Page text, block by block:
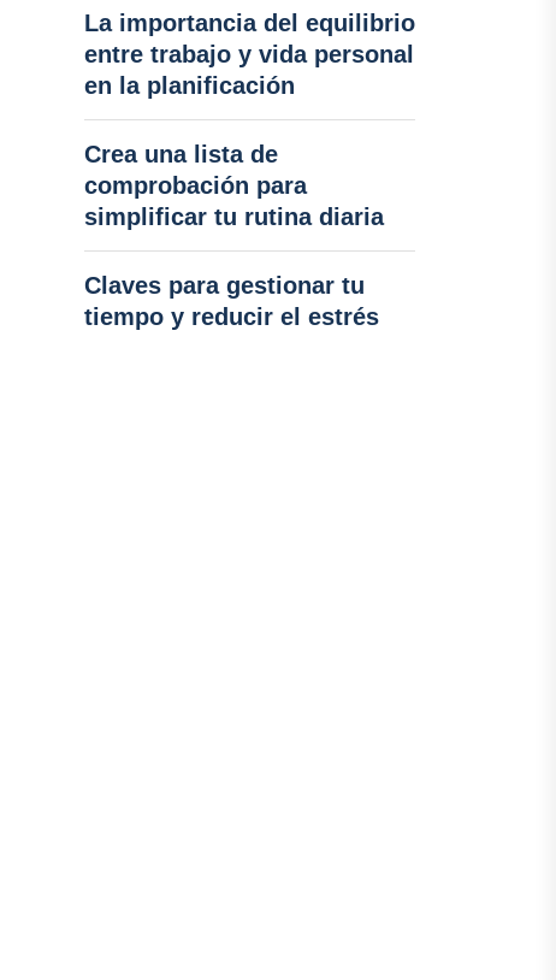
La importancia del equilibrio
entre trabajo y vida personal
en la planificación
Crea una lista de
comprobación para
simplificar tu rutina diaria
Claves para gestionar tu
tiempo y reducir el estrés